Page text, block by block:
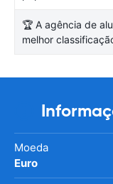
🏆 A agência de
melhor
Moeda
Euro